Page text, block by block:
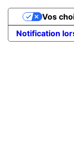
Notification
Vos